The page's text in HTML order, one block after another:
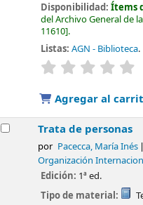
Disponibilidad:Ítems
del Archivo General de
11610 .
Listas: AGN - Biblioteca.
valoración
Agregar al
Trata de personas
por Pacecca, María Inés
Organización
Edición: 1ª ed.
Tipo de material: